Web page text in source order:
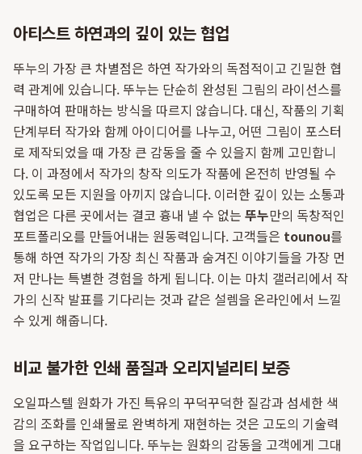
아티스트 하연과의 깊이 있는 협업
뚜누의 가장 큰 차별점은 하연 작가와의 독점적이고 긴밀한 협
력 관계에 있습니다. 뚜누는 단순히 완성된 그림의 라이선스를
구매하여 판매하는 방식을 따르지 않습니다. 대신, 작품의 기획
단계부터 작가와 함께 아이디어를 나누고, 어떤 그림이 포스터
로 제작되었을 때 가장 큰 감동을 줄 수 있을지 함께 고민합니
다. 이 과정에서 작가의 창작 의도가 작품에 온전히 반영될 수
있도록 모든 지원을 아끼지 않습니다. 이러한 깊이 있는 소통과
협업은 다른 곳에서는 결코 흉내 낼 수 없는 뚜누만의 독창적인
포트폴리오를 만들어내는 원동력입니다. 고객들은 tounou를
통해 하연 작가의 가장 최신 작품과 숨겨진 이야기들을 가장 먼
저 만나는 특별한 경험을 하게 됩니다. 이는 마치 갤러리에서 작
가의 신작 발표를 기다리는 것과 같은 설렘을 온라인에서 느낄
수 있게 해줍니다.
비교 불가한 인쇄 품질과 오리지널리티 보증
오일파스텔 원화가 가진 특유의 꾸덕꾸덕한 질감과 섬세한 색
감의 조화를 인쇄물로 완벽하게 재현하는 것은 고도의 기술력
을 요구하는 작업입니다. 뚜누는 원화의 감동을 고객에게 그대